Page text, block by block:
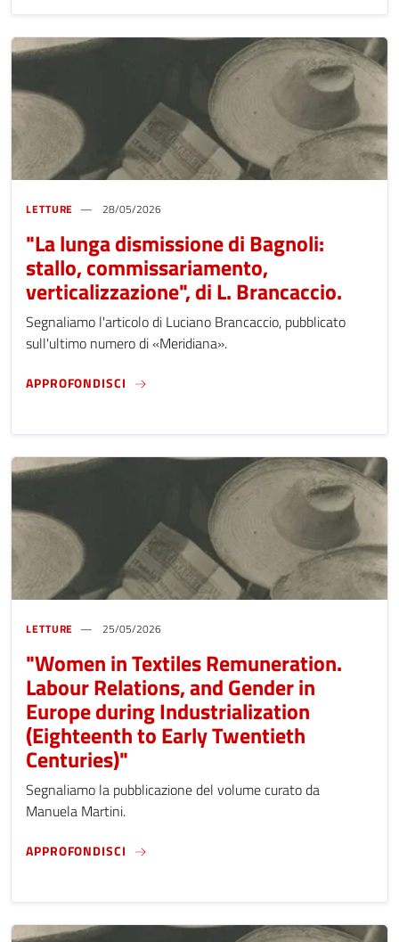
LETTURE 28/05/2026
"La lunga dismissione di Bagnoli:
stallo, commissariamento,
verticalizzazione", di L. Brancaccio.
Segnaliamo l'articolo di Luciano Brancaccio, pubblicato
sull'ultimo numero di «Meridiana».
APPROFONDISCI "LA LUNGA DISMISSIONE DI BAGNOLI:
LETTURE 25/05/2026
"Women in Textiles Remuneration.
Labour Relations, and Gender in
Europe during Industrialization
(Eighteenth to Early Twentieth
Centuries)"
Segnaliamo la pubblicazione del volume curato da
Manuela Martini.
APPROFONDISCI "WOMEN IN TEXTILES REMUNERATION.